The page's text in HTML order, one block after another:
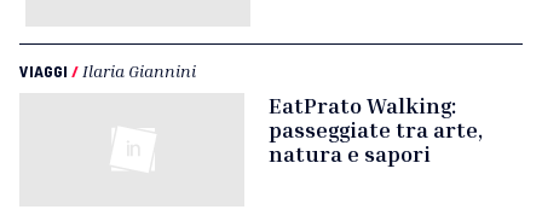
VIAGGI / Ilaria Giannini
EatPrato Walking:
passeggiate tra arte,
natura e sapori